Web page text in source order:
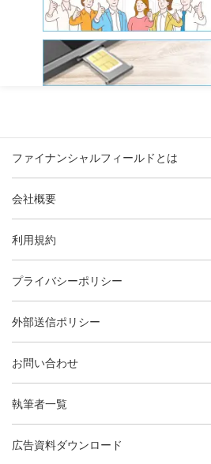
ファイナンシャルフィールドとは
会社概要
利用規約
プライバシーポリシー
外部送信ポリシー
お問い合わせ
執筆者一覧
広告資料ダウンロード